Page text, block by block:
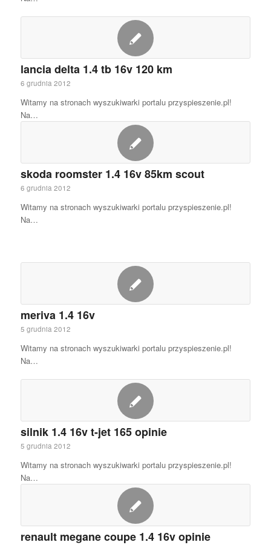
lancia delta 1.4 tb 16v 120 km
6 grudnia 2012
Witamy na stronach wyszukiwarki portalu przyspieszenie.pl!
Na…
skoda roomster 1.4 16v 85km scout
6 grudnia 2012
Witamy na stronach wyszukiwarki portalu przyspieszenie.pl!
Na…
meriva 1.4 16v
5 grudnia 2012
Witamy na stronach wyszukiwarki portalu przyspieszenie.pl!
Na…
silnik 1.4 16v t-jet 165 opinie
5 grudnia 2012
Witamy na stronach wyszukiwarki portalu przyspieszenie.pl!
Na…
renault megane coupe 1.4 16v opinie